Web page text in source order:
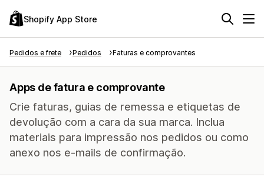
Shopify App Store
Pedidos e frete Pedidos Faturas e comprovantes
Apps de fatura e comprovante
Crie faturas, guias de remessa e etiquetas de
devolução com a cara da sua marca. Inclua
materiais para impressão nos pedidos ou como
anexo nos e-mails de confirmação.